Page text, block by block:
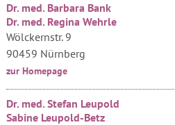
Dr. med. Barbara Bank
Dr. med. Regina Wehrle
Wölckernstr. 9
90459 Nürnberg
zur Homepage
Dr. med. Stefan Leupold
Sabine Leupold-Betz